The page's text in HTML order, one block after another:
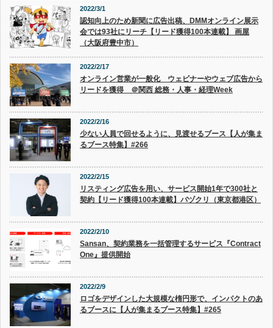
2022/3/1
認知向上のため新聞に広告出稿、DMMオンライン展示
会では93社にリーチ【リード獲得100本連載】 画屋
（大阪府豊中市）
2022/2/17
オンライン営業が一般化 ウェビナーやウェブ広告から
リードを獲得 ＠関西 総務・人事・経理Week
2022/2/16
少ない人員で回せるように、見渡せるブース【人が集ま
るブース特集】#266
2022/2/15
リスティング広告を用い、サービス開始1年で300社と
契約【リード獲得100本連載】バヅクリ（東京都港区）
2022/2/10
Sansan、契約業務を一括管理するサービス『Contract
One』提供開始
2022/2/9
ロゴをデザインした大規模な楕円形で、インパクトのあ
るブースに【人が集まるブース特集】#265